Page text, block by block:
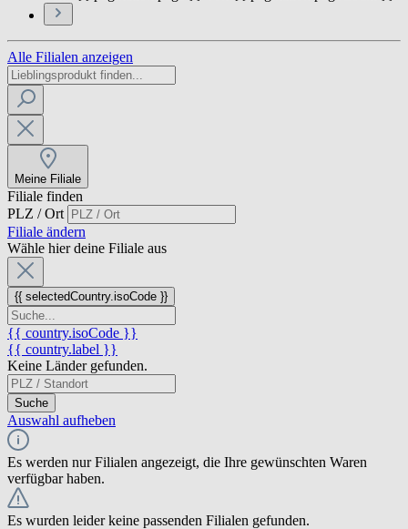
Alle Filialen anzeigen
Meine Filiale
Filiale finden
PLZ / Ort
Filiale ändern
Wähle hier deine Filiale aus
{{ selectedCountry.isoCode }}
{{ country.isoCode }}
{{ country.label }}
Keine Länder gefunden.
Suche
Auswahl aufheben
Es werden nur Filialen angezeigt, die Ihre gewünschten Waren
verfügbar haben.
Es wurden leider keine passenden Filialen gefunden.